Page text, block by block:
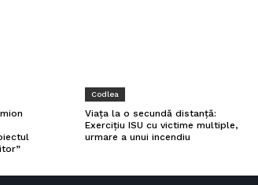
Codlea
Viața la o secundă distanță:
Exercițiu ISU cu victime multiple,
urmare a unui incendiu